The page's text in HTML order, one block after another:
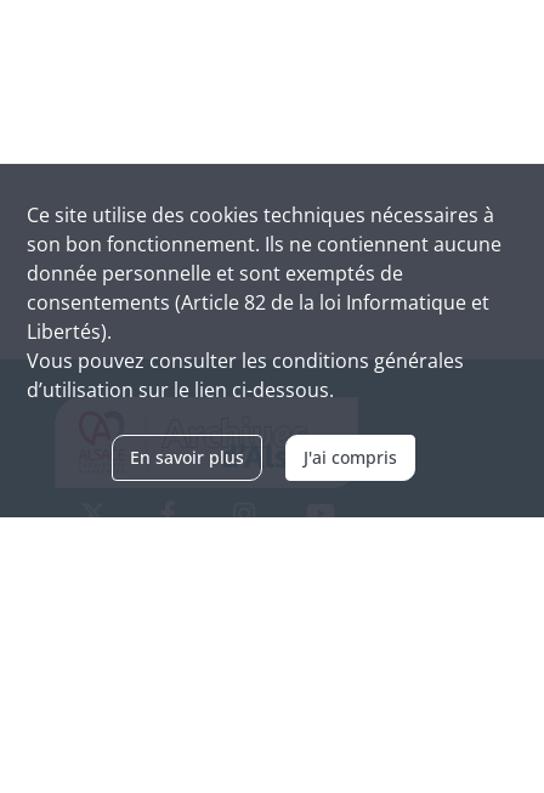
Ce site utilise des cookies techniques nécessaires à
son bon fonctionnement. Ils ne contiennent aucune
donnée personnelle et sont exemptés de
consentements (Article 82 de la loi Informatique et
Libertés).
Vous pouvez consulter les conditions générales
d’utilisation sur le lien ci-dessous.
En savoir plus J'ai compris